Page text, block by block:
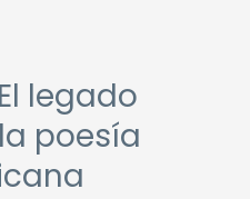
legado
poesía